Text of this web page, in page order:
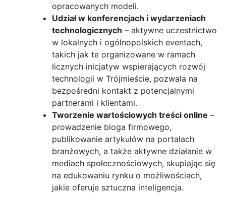
opracowanych modeli.
Udział w konferencjach i wydarzeniach
technologicznych – aktywne uczestnictwo
w lokalnych i ogólnopolskich eventach,
takich jak te organizowane w ramach
licznych inicjatyw wspierających rozwój
technologii w Trójmieście, pozwala na
bezpośredni kontakt z potencjalnymi
partnerami i klientami.
Tworzenie wartościowych treści online –
prowadzenie bloga firmowego,
publikowanie artykułów na portalach
branżowych, a także aktywne działanie w
mediach społecznościowych, skupiając się
na edukowaniu rynku o możliwościach,
jakie oferuje sztuczna inteligencja.